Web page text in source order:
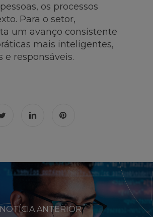
os processos
Para o setor,
um avanço consistente
mais inteligentes,
e responsáveis.
ANTERIOR